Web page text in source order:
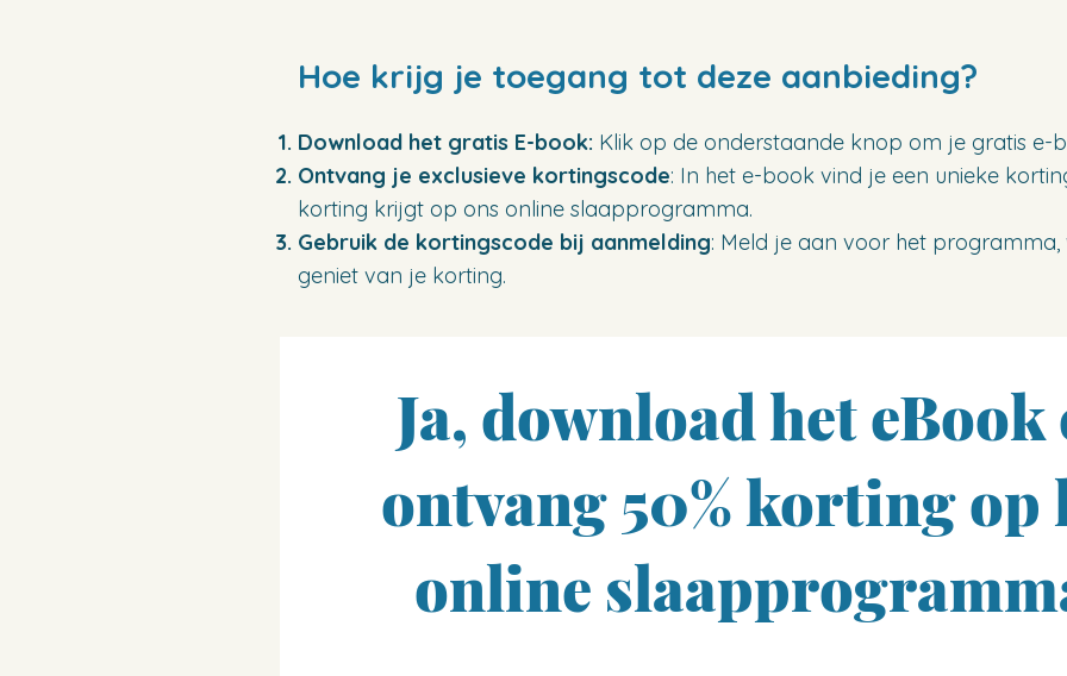
Hoe krijg je toegang tot deze aanbieding?
Download het gratis E-book: Klik op de onderstaande knop om je gratis e-
Ontvang je exclusieve kortingscode: In het e-book vind je een unieke
korting krijgt op ons online slaapprogramma.
Gebruik de kortingscode bij aanmelding: Meld je aan voor het
geniet van je korting.
Ja, download het eBook
ontvang 50% korting op
online